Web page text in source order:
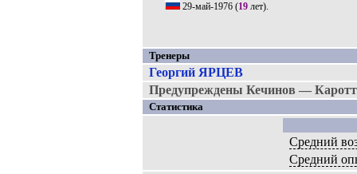
29-май-1976(19лет).
Тренеры
Георгий ЯРЦЕВ
Предупреждены Кечинов —
Статистика
Средний
Средний